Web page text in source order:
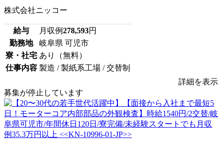
株式会社ニッコー
給与 月収例278,593円
勤務地
岐阜県 可児市
寮・社宅 あり（無料）
仕事内容 製造 / 製紙系工場 / 交替制
詳細を表示
募集が停止しています